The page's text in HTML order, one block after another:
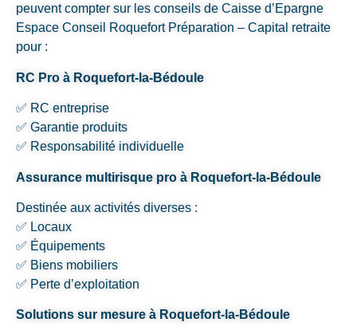
peuvent compter sur les conseils de Caisse d’Epargne
Espace Conseil Roquefort Préparation – Capital retraite
pour :
RC Pro à Roquefort-la-Bédoule
✅ RC entreprise
✅ Garantie produits
✅ Responsabilité individuelle
Assurance multirisque pro à Roquefort-la-Bédoule
Destinée aux activités diverses :
✅ Locaux
✅ Équipements
✅ Biens mobiliers
✅ Perte d’exploitation
Solutions sur mesure à Roquefort-la-Bédoule